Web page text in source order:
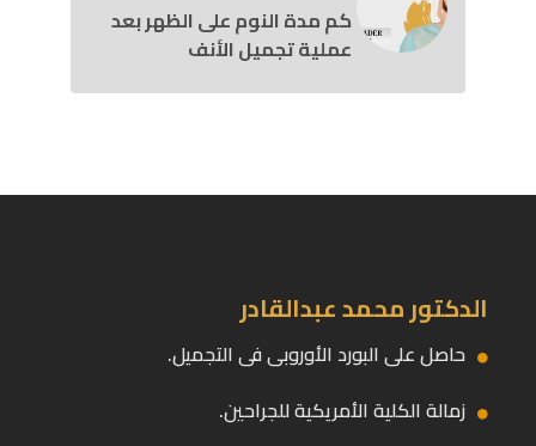
كم مدة النوم على الظهر بعد
عملية تجميل الأنف
الدكتور محمد عبدالقادر
حاصل على البورد الأوروبى فى التجميل.
زمالة الكلية الأمريكية للجراحين.